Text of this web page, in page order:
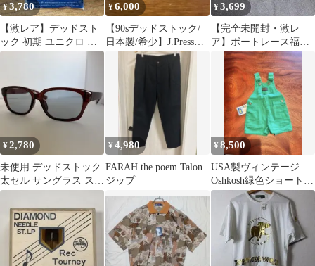
¥3,780
【激レア】デッドスト
ック 初期 ユニクロ ヘ
ンリーネック Tシャツ
¥6,000
【90sデッドストック/
日本製/希少】J.Pressジ
ェイプレス アイウェア
¥3,699
【完全未開封・激レ
ア】ボートレース福岡
ペラ坊 フェイスタオル
旧ロゴ 当時物
¥2,780
未使用 デッドストック
太セル サングラス スク
エア ボルドーブラウン
¥4,980
FARAH the poem Talon
ジップ
¥8,500
USA製ヴィンテージ
Oshkosh緑色ショートオ
ール 美品